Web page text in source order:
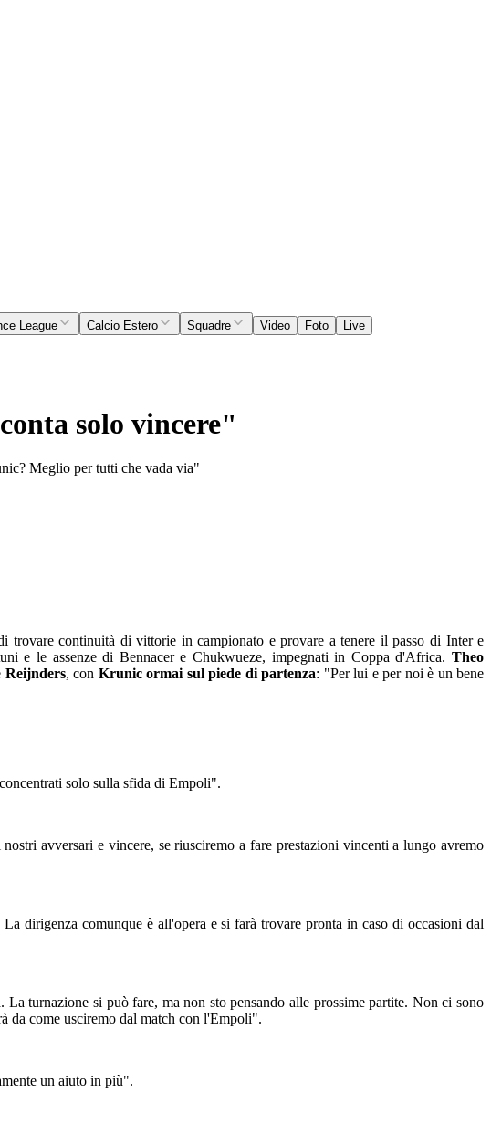
League Calcio Estero Squadre Video Foto
Live
solo vincere"
Meglio per tutti che vada via"
trovare continuità di vittorie in campionato e provare a tenere il passo di Inter e
e le assenze di Bennacer e Chukwueze, impegnati in Coppa d'Africa. Theo
Reijnders, con Krunic ormai sul piede di partenza: "Per lui e per noi è un bene
solo sulla sfida di Empoli".
avversari e vincere, se riusciremo a fare prestazioni vincenti a lungo avremo
dirigenza comunque è all'opera e si farà trovare pronta in caso di occasioni dal
turnazione si può fare, ma non sto pensando alle prossime partite. Non ci sono
da come usciremo dal match con l'Empoli".
un aiuto in più".